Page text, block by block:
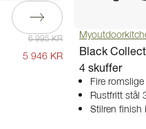
6 995 KR
5 946 KR
Black
4 skuffer
Fire
Rustfritt stål
Stilren finish